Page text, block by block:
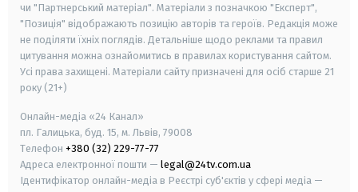
чи "Партнерський матеріал". Матеріали з позначкою "Експерт",
"Позиція" відображають позицію авторів та героїв. Редакція може
не поділяти їхніх поглядів. Детальніше щодо реклами та правил
цитування можна ознайомитись в правилах користування сайтом.
Усі права захищені. Матеріали сайту призначені для осіб старше 21
року (21+)
Онлайн-медіа «24 Канал»
пл. Галицька, буд. 15, м. Львів, 79008
Телефон +380 (32) 229-77-77
Адреса електронної пошти — legal@24tv.com.ua
Ідентифікатор онлайн-медіа в Реєстрі суб'єктів у сфері медіа —